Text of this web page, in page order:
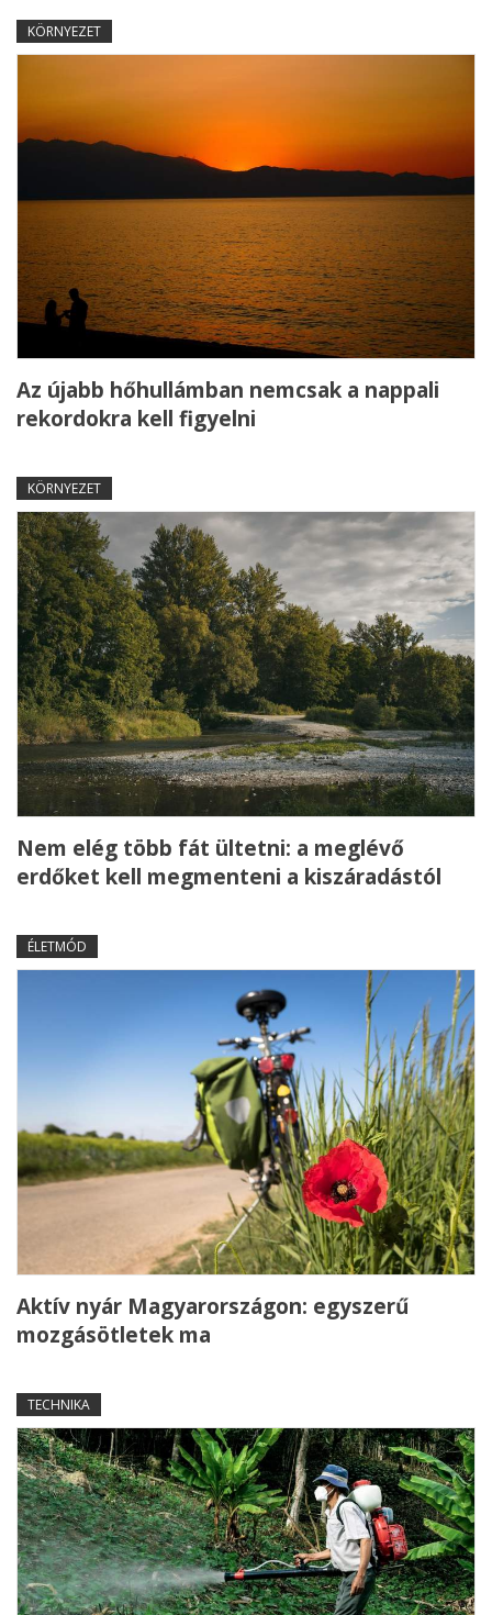
KÖRNYEZET
Az újabb hőhullámban nemcsak a nappali
rekordokra kell figyelni
KÖRNYEZET
Nem elég több fát ültetni: a meglévő
erdőket kell megmenteni a kiszáradástól
ÉLETMÓD
Aktív nyár Magyarországon: egyszerű
mozgásötletek ma
TECHNIKA